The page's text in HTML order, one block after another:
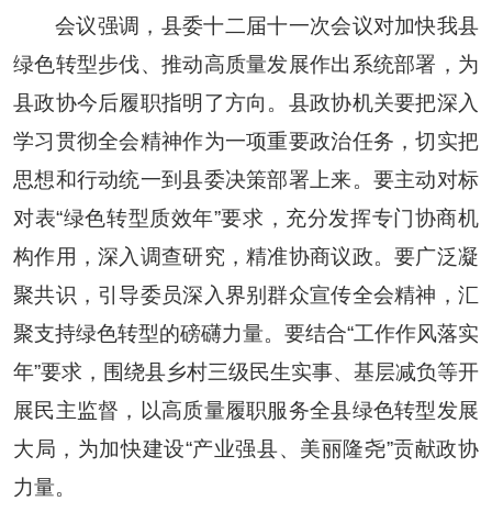
会议强调，县委十二届十一次会议对加快我县
绿色转型步伐、推动高质量发展作出系统部署，为
县政协今后履职指明了方向。县政协机关要把深入
学习贯彻全会精神作为一项重要政治任务，切实把
思想和行动统一到县委决策部署上来。要主动对标
对表“绿色转型质效年”要求，充分发挥专门协商机
构作用，深入调查研究，精准协商议政。要广泛凝
聚共识，引导委员深入界别群众宣传全会精神，汇
聚支持绿色转型的磅礴力量。要结合“工作作风落实
年”要求，围绕县乡村三级民生实事、基层减负等开
展民主监督，以高质量履职服务全县绿色转型发展
大局，为加快建设“产业强县、美丽隆尧”贡献政协
力量。